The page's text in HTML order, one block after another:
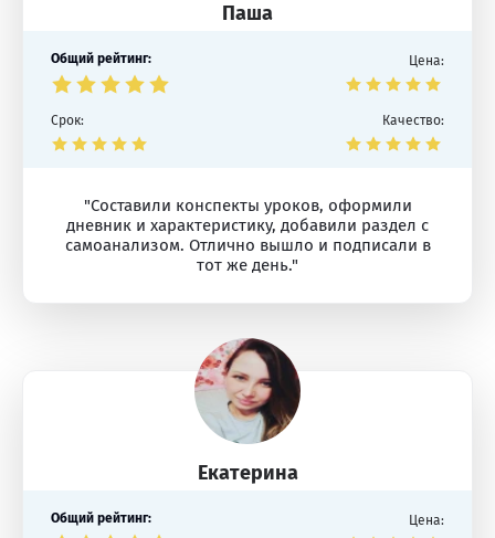
Паша
Общий рейтинг: Цена:
Срок: Качество:
"Составили конспекты уроков, оформили
дневник и характеристику, добавили раздел с
самоанализом. Отлично вышло и подписали в
тот же день."
Екатерина
Общий рейтинг: Цена: